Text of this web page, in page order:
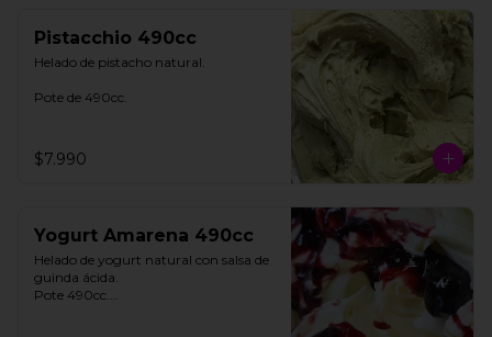
Pistacchio 490cc
Helado de pistacho natural.
Pote de 490cc.
$7.990
Yogurt Amarena 490cc
Helado de yogurt natural con salsa de
guinda ácida.
Pote 490cc.